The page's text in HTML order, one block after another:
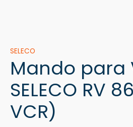
SELECO
Mando para
SELECO RV
VCR)